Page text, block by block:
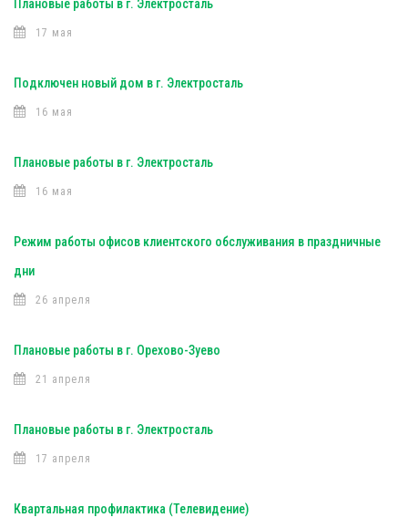
Плановые работы в г. Электросталь
17 мая
Подключен новый дом в г. Электросталь
16 мая
Плановые работы в г. Электросталь
16 мая
Режим работы офисов клиентского обслуживания в праздничные
дни
26 апреля
Плановые работы в г. Орехово-Зуево
21 апреля
Плановые работы в г. Электросталь
17 апреля
Квартальная профилактика (Телевидение)